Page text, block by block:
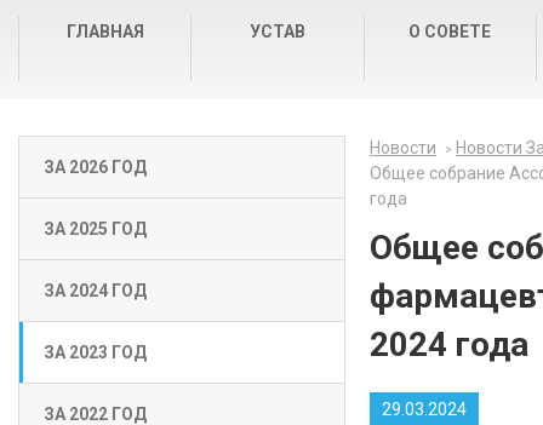
ГЛАВНАЯ УСТАВ О СОВЕТЕ
ЗА 2026 ГОД
ЗА 2025 ГОД
ЗА 2024 ГОД
ЗА 2023 ГОД
ЗА 2022 ГОД
Новости
Новости
Общее собрание
года
Общее
2024 года
29.03.2024